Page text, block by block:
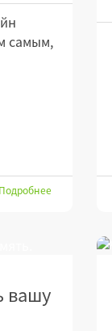
самым,
Подробнее
вашу